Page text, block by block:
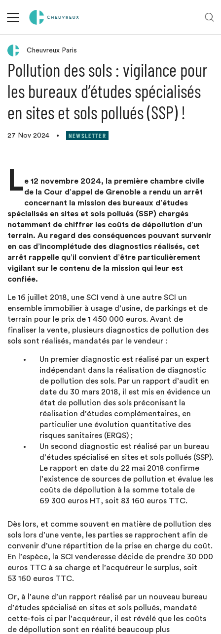
Retour aux actualités
Cheuvreux Paris
Pollution des sols : vigilance pour
les bureaux d’études spécialisés
en sites et sols pollués (SSP) !
27 Nov 2024 • NEWSLETTER
Le 12 novembre 2024, la première chambre civile
de la Cour d’appel de Grenoble a rendu un arrêt
concernant la mission des bureaux d’études
spécialisés en sites et sols pollués (SSP) chargés
notamment de chiffrer les coûts de dépollution d’un
terrain. Au regard des conséquences pouvant survenir
en cas d’incomplétude des diagnostics réalisés, cet
arrêt rappelle qu’il convient d’être particulièrement
vigilant sur le contenu de la mission qui leur est
confiée.
Le 16 juillet 2018, une SCI vend à une autre SCI un
ensemble immobilier à usage d’usine, de parkings et de
terrain pour le prix de 1 450 000 euros. Avant de
finaliser la vente, plusieurs diagnostics de pollution des
sols sont réalisés, mandatés par le vendeur :
Un premier diagnostic est réalisé par un expert
indépendant dans la réalisation de diagnostic
de pollution des sols. Par un rapport d’audit en
date du 30 mars 2018, il est mis en évidence un
état de pollution des sols préconisant la
réalisation d’études complémentaires, en
particulier une évolution quantitative des
risques sanitaires (ERQS) ;
Un second diagnostic est réalisé par un bureau
d’études spécialisé en sites et sols pollués (SSP).
Le rapport en date du 22 mai 2018 confirme
l’existence de sources de pollution et évalue les
coûts de dépollution à la somme totale de
69 300 euros HT, soit 83 160 euros TTC.
Dès lors, et comme souvent en matière de pollution des
sols lors d’une vente, les parties se rapprochent afin de
convenir d’une répartition de la prise en charge du coût.
En l’espèce, la SCI venderesse décide de prendre 30 000
euros TTC à sa charge et l’acquéreur le surplus, soit
53 160 euros TTC.
Or, à l’aune d’un rapport réalisé par un nouveau bureau
d’études spécialisé en sites et sols pollués, mandaté
cette-fois ci par l’acquéreur, il est révélé que les coûts
de dépollution sont en réalité beaucoup plus